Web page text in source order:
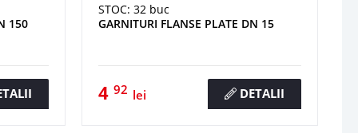
150
STOC: 32 buc
GARNITURI FLANSE PLATE DN 15
4 92 lei DETALII